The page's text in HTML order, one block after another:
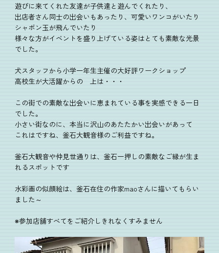
遊びに来てくれた友達が子供達と遊んでくれたり、
出店者さん同士の出会いもあったり、可愛いワンコがいたり
シャボン玉が飛んでいたり
様々な方がイベントを盛り上げている姿はとても素敵な光景
でした。
犬スタッフから小学一年生主催の大好評ワークショップ
高校生が大活躍からの 上は・・・
この街での素敵な出会いに恵まれている事を実感できる一日
でした。
小さい街なのに、本当に沢山のあたたかい出会いがあって
これはですね、釜石大観音様のご利益ですね。
釜石大観音や仲見世通りは、釜石一押しの素敵なご縁が生ま
れるスポットです
水彩画の似顔絵は、釜石在住の作家maoさんに描いてもらい
ました～
※参加店舗すべてをご紹介しきれなくすみません